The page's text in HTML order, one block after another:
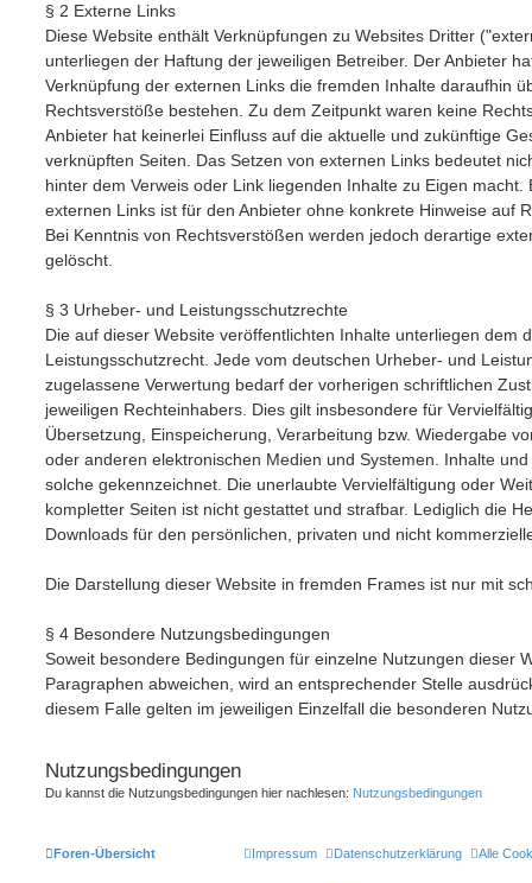
§ 2 Externe Links
Diese Website enthält Verknüpfungen zu Websites Dritter
unterliegen der Haftung der jeweiligen Betreiber. Der Anbieter
Verknüpfung der externen Links die fremden Inhalte daraufhin
Rechtsverstöße bestehen. Zu dem Zeitpunkt waren keine
Anbieter hat keinerlei Einfluss auf die aktuelle und zukünftige
verknüpften Seiten. Das Setzen von externen Links bedeutet
hinter dem Verweis oder Link liegenden Inhalte zu Eigen macht.
externen Links ist für den Anbieter ohne konkrete Hinweise auf
Bei Kenntnis von Rechtsverstößen werden jedoch derartige
gelöscht.
§ 3 Urheber- und Leistungsschutzrechte
Die auf dieser Website veröffentlichten Inhalte unterliegen dem
Leistungsschutzrecht. Jede vom deutschen Urheber- und
zugelassene Verwertung bedarf der vorherigen schriftlichen
jeweiligen Rechteinhabers. Dies gilt insbesondere für
Übersetzung, Einspeicherung, Verarbeitung bzw. Wiedergabe
oder anderen elektronischen Medien und Systemen. Inhalte
solche gekennzeichnet. Die unerlaubte Vervielfältigung oder
kompletter Seiten ist nicht gestattet und strafbar. Lediglich die
Downloads für den persönlichen, privaten und nicht
Die Darstellung dieser Website in fremden Frames ist nur mit
§ 4 Besondere Nutzungsbedingungen
Soweit besondere Bedingungen für einzelne Nutzungen dieser
Paragraphen abweichen, wird an entsprechender Stelle
diesem Falle gelten im jeweiligen Einzelfall die besonderen
Nutzungsbedingungen
Du kannst die Nutzungsbedingungen hier nachlesen: Nutzungsbedingungen
Foren-Übersicht Alle
Datenschutzerklärung
Impressum